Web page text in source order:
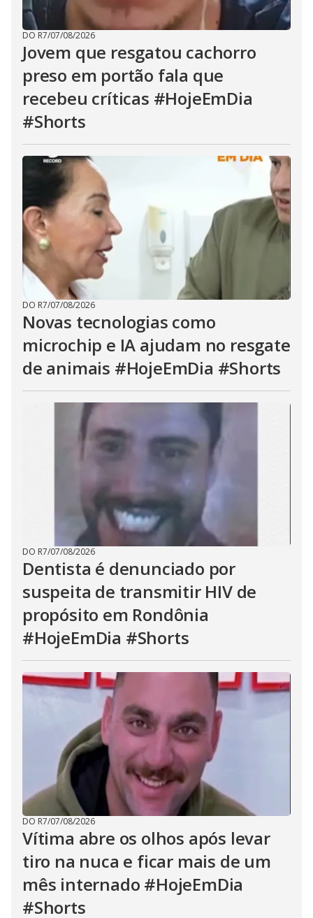
DO R7/07/08/2026
Jovem que resgatou cachorro
preso em portão fala que
recebeu críticas #HojeEmDia
#Shorts
DO R7/07/08/2026
Novas tecnologias como
microchip e IA ajudam no resgate
de animais #HojeEmDia #Shorts
DO R7/07/08/2026
Dentista é denunciado por
suspeita de transmitir HIV de
propósito em Rondônia
#HojeEmDia #Shorts
DO R7/07/08/2026
Vítima abre os olhos após levar
tiro na nuca e ficar mais de um
mês internado #HojeEmDia
#Shorts